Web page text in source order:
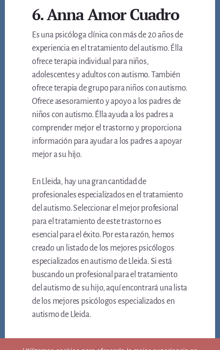
6. Anna Amor Cuadro
Es una psicóloga clínica con más de 20 años de
experiencia en el tratamiento del autismo. Élla
ofrece terapia individual para niños,
adolescentes y adultos con autismo. También
ofrece terapia de grupo para niños con autismo.
Ofrece asesoramiento y apoyo a los padres de
niños con autismo. Élla ayuda a los padres a
comprender mejor el trastorno y proporciona
información para ayudar a los padres a apoyar
mejor a su hijo.
En Lleida, hay una gran cantidad de
profesionales especializados en el tratamiento
del autismo. Seleccionar el mejor profesional
para el tratamiento de este trastorno es
esencial para el éxito. Por esta razón, hemos
creado un listado de los mejores psicólogos
especializados en autismo de Lleida. Si está
buscando un profesional para el tratamiento
del autismo de su hijo, aquí encontrará una lista
de los mejores psicólogos especializados en
autismo de Lleida.